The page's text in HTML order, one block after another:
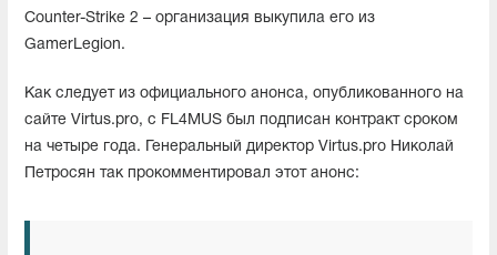
Counter-Strike 2 – организация выкупила его из
GamerLegion.
Как следует из официального анонса, опубликованного на
сайте Virtus.pro, с FL4MUS был подписан контракт сроком
на четыре года. Генеральный директор Virtus.pro Николай
Петросян так прокомментировал этот анонс: